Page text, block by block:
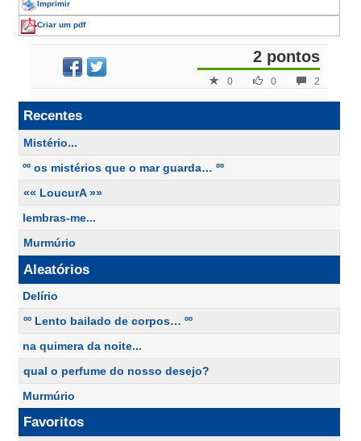
Imprimir
Criar um pdf
2 pontos
2
0
0
Recentes
Mistério...
ºº os mistérios que o mar guarda… ºº
«« LoucurA »»
lembras-me...
Murmúrio
Aleatórios
Delírio
ºº Lento bailado de corpos… ºº
na quimera da noite...
qual o perfume do nosso desejo?
Murmúrio
Favoritos